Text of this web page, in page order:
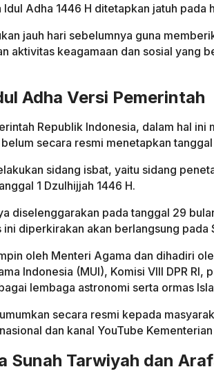
Adha 1446 H ditetapkan jatuh pada
jauh hari sebelumnya guna
aktivitas keagamaan dan sosial yang
Adha Versi Pemerintah
Republik Indonesia, dalam hal ini
secara resmi menetapkan
sidang isbat, yaitu sidang
1 Dzulhijjah 1446 H.
diselenggarakan pada tanggal 29
diperkirakan akan berlangsung pada
oleh Menteri Agama dan dihadiri
Indonesia (MUI), Komisi VIII DPR RI,
lembaga astronomi serta ormas
secara resmi kepada
dan kanal YouTube
Sunah Tarwiyah dan